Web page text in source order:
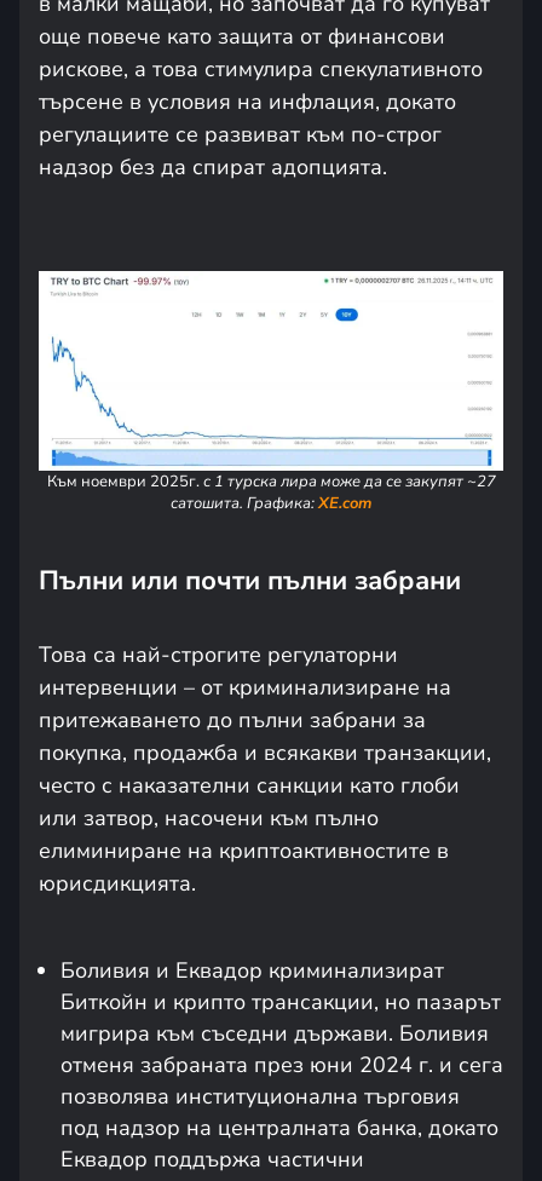
още повече като защита от финансови
рискове, а това стимулира спекулативното
търсене в условия на инфлация, докато
регулациите се развиват към по-строг
надзор без да спират адопцията.
Към ноември 2025г.с 1 турска лира може да се закупят ~27
сатошита. Графика:XE.com
Пълни или почти пълни забрани
Това са най-строгите регулаторни
интервенции – от криминализиране на
притежаването до пълни забрани за
покупка, продажба и всякакви транзакции,
често с наказателни санкции като глоби
или затвор, насочени към пълно
елиминиране на криптоактивностите в
юрисдикцията.
Боливия и Еквадор криминализират
Биткойн и крипто трансакции, но пазарът
мигрира към съседни държави. Боливия
отменя забраната през юни 2024 г. и сега
позволява институционална търговия
под надзор на централната банка, докато
Еквадор поддържа частични